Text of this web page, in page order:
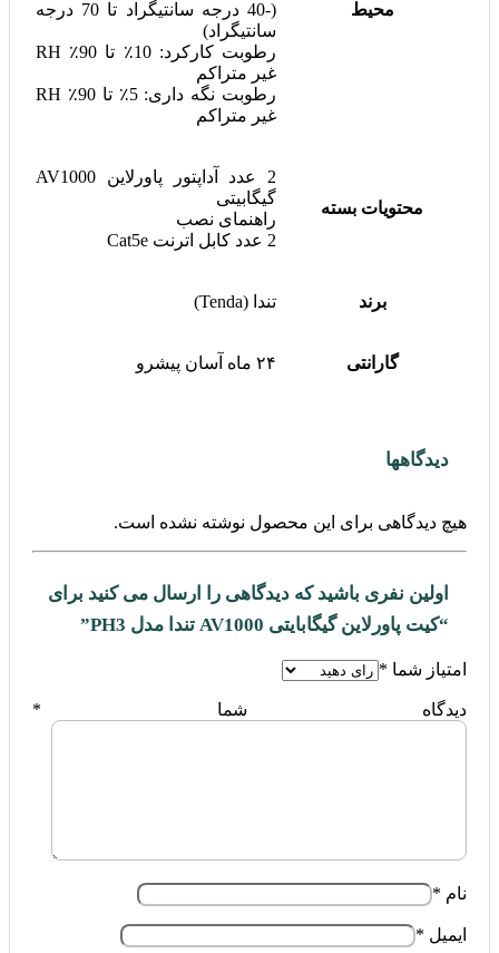
محیط
(-40 درجه سانتیگراد تا 70 درجه
سانتیگراد)
رطوبت کارکرد: 10٪ تا 90٪ RH
غیر متراکم
رطوبت نگه داری: 5٪ تا 90٪ RH
غیر متراکم
محتویات بسته
2 عدد آداپتور پاورلاین AV1000
گیگابیتی
راهنمای نصب
2 عدد کابل اترنت Cat5e
برند تندا (Tenda)
گارانتی ۲۴ ماه آسان پیشرو
دیدگاهها
هیچ دیدگاهی برای این محصول نوشته نشده است.
اولین نفری باشید که دیدگاهی را ارسال می کنید برای
“کیت پاورلاین گیگابایتی AV1000 تندا مدل PH3”
امتیاز شما *
دیدگاه شما *
نام *
ایمیل *